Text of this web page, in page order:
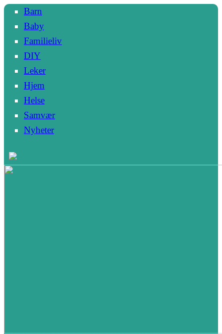
Barn
Baby
Familieliv
DIY
Leker
Hjem
Helse
Samvær
Nyheter